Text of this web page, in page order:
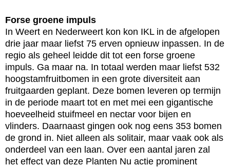
Forse groene impuls
In Weert en Nederweert kon kon IKL in de afgelopen
drie jaar maar liefst 75 erven opnieuw inpassen. In de
regio als geheel leidde dit tot een forse groene
impuls. Ga maar na. In totaal werden maar liefst 532
hoogstamfruitbomen in een grote diversiteit aan
fruitgaarden geplant. Deze bomen leveren op termijn
in de periode maart tot en met mei een gigantische
hoeveelheid stuifmeel en nectar voor bijen en
vlinders. Daarnaast gingen ook nog eens 353 bomen
de grond in. Niet alleen als solitair, maar vaak ook als
onderdeel van een laan. Over een aantal jaren zal
het effect van deze Planten Nu actie prominent